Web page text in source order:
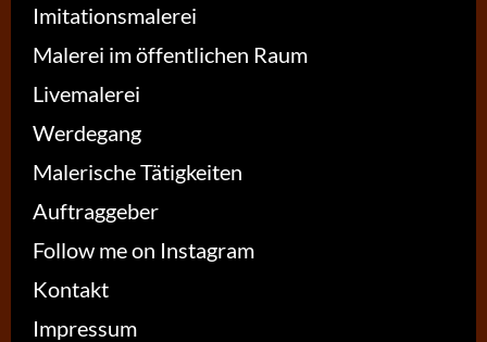
Imitationsmalerei
Malerei im öffentlichen Raum
Livemalerei
Werdegang
Malerische Tätigkeiten
Auftraggeber
Follow me on Instagram
Kontakt
Impressum